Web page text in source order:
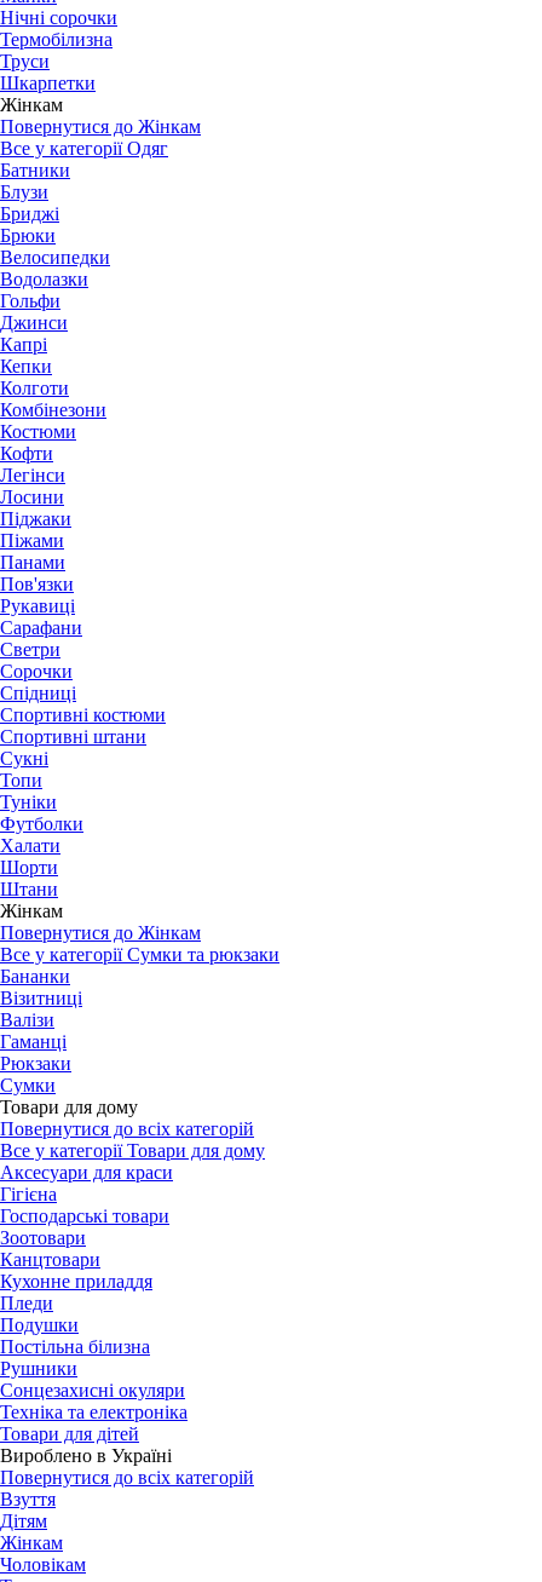
Нічні сорочки
Термобілизна
Труси
Шкарпетки
Жінкам
Повернутися до Жінкам
Все у категорії Одяг
Батники
Блузи
Бриджі
Брюки
Велосипедки
Водолазки
Гольфи
Джинси
Капрі
Кепки
Колготи
Комбінезони
Костюми
Кофти
Легінси
Лосини
Піджаки
Піжами
Панами
Пов'язки
Рукавиці
Сарафани
Светри
Сорочки
Спідниці
Спортивні костюми
Спортивні штани
Сукні
Топи
Туніки
Футболки
Халати
Шорти
Штани
Жінкам
Повернутися до Жінкам
Все у категорії Сумки та рюкзаки
Бананки
Візитниці
Валізи
Гаманці
Рюкзаки
Сумки
Товари для дому
Повернутися до всіх категорій
Все у категорії Товари для дому
Аксесуари для краси
Гігієна
Господарські товари
Зоотовари
Канцтовари
Кухонне приладдя
Пледи
Подушки
Постільна білизна
Рушники
Сонцезахисні окуляри
Техніка та електроніка
Товари для дітей
Вироблено в Україні
Повернутися до всіх категорій
Взуття
Дітям
Жінкам
Чоловікам